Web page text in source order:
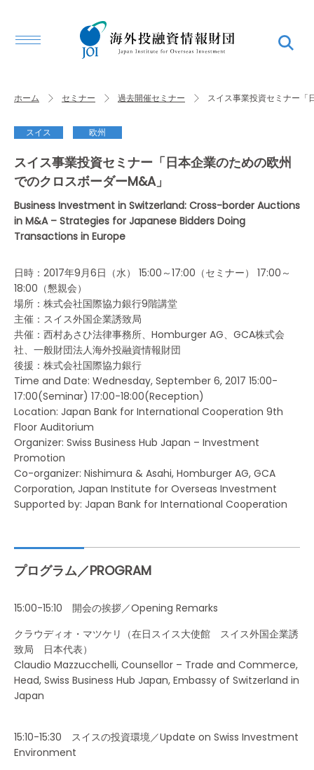
ホーム セミナー 過去開催セミナー スイス事業投資セミナー「
スイス 欧州
スイス事業投資セミナー「日本企業のための欧州
でのクロスボーダーM&A」
Business Investment in Switzerland: Cross-border Auctions
in M&A – Strategies for Japanese Bidders Doing
Transactions in Europe
日時：2017年9月6日（水） 15:00～17:00（セミナー） 17:00～
18:00（懇親会）
場所：株式会社国際協力銀行9階講堂
主催：スイス外国企業誘致局
共催：西村あさひ法律事務所、Homburger AG、GCA株式会
社、一般財団法人海外投融資情報財団
後援：株式会社国際協力銀行
Time and Date: Wednesday, September 6, 2017 15:00-
17:00(Seminar) 17:00-18:00(Reception)
Location: Japan Bank for International Cooperation 9th
Floor Auditorium
Organizer: Swiss Business Hub Japan – Investment
Promotion
Co-organizer: Nishimura & Asahi, Homburger AG, GCA
Corporation, Japan Institute for Overseas Investment
Supported by: Japan Bank for International Cooperation
プログラム／PROGRAM
15:00-15:10 開会の挨拶／Opening Remarks
クラウディオ・マツケリ（在日スイス大使館 スイス外国企業誘
致局 日本代表）
Claudio Mazzucchelli, Counsellor – Trade and Commerce,
Head, Swiss Business Hub Japan, Embassy of Switzerland in
Japan
15:10-15:30 スイスの投資環境／Update on Swiss Investment
Environment